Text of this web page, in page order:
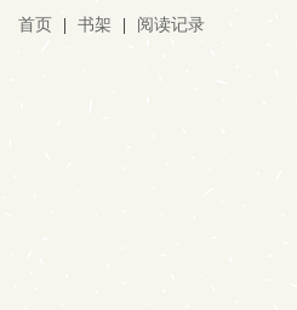
首页 书架 阅读记录